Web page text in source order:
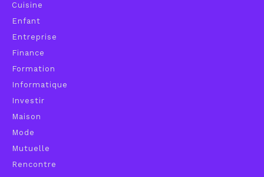
Cuisine
Enfant
Entreprise
Finance
Formation
Informatique
Investir
Maison
Mode
Mutuelle
Rencontre